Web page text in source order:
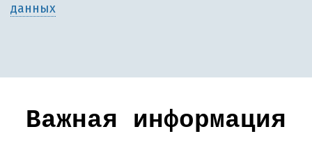
данных
Важная информация